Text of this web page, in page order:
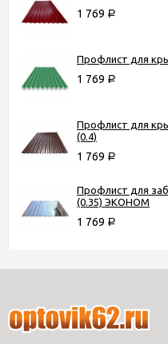
1 769 Р
Профлист для
1 769 Р
Профлист для
(0.4)
1 769 Р
Профлист для
(0.35) ЭКОНОМ
1 769 Р